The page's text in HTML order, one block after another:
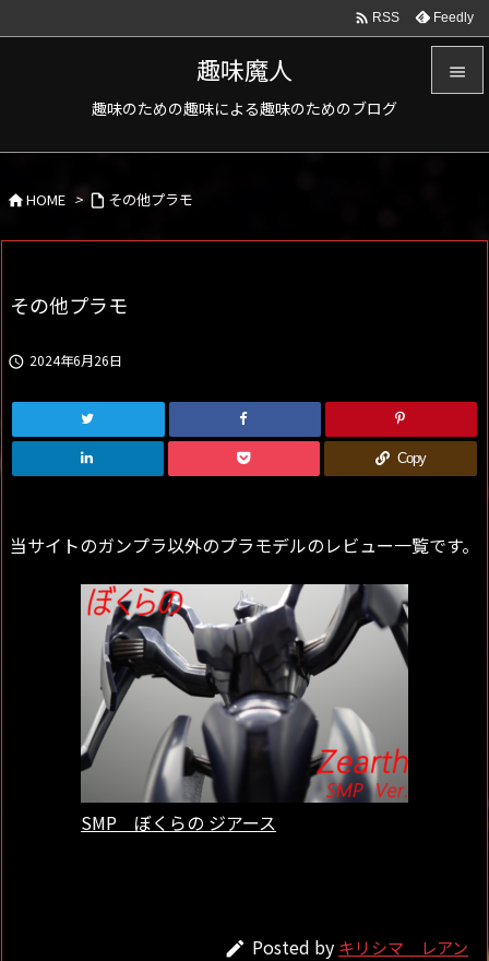
趣味魔人
趣味のための趣味による趣味のためのブログ

 RSS Feedly
HOME >  その他プラモ
その他プラモ
 2024年6月26日
Copy
当サイトのガンプラ以外のプラモデルのレビュー一覧です。
SMP ぼくらの ジアース
 Posted by キリシマ レアン